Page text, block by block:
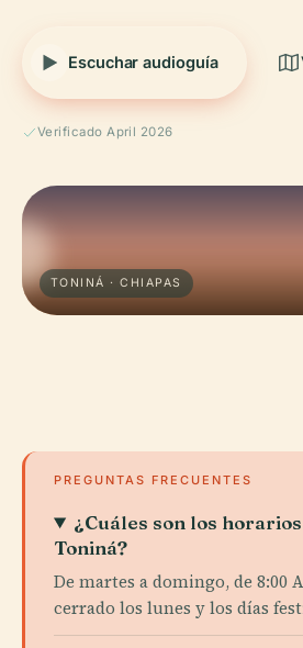
Escuchar audioguía
Verificado April 2026
TONINÁ · CHIAPAS
PREGUNTAS FRECUENTES
¿Cuáles son los
Toniná?
De martes a domingo, de 8:00
cerrado los lunes y los días